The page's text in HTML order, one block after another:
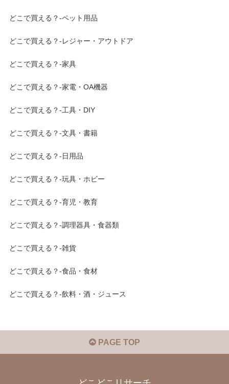
どこで買える？-ペット用品
どこで買える？-レジャー・アウトドア
どこで買える？-家具
どこで買える？-家電・OA機器
どこで買える？-工具・DIY
どこで買える？-文具・書籍
どこで買える？-日用品
どこで買える？-玩具・ホビー
どこで買える？-育児・教育
どこで買える？-調理器具・食器類
どこで買える？-雑貨
どこで買える？-食品・食材
どこで買える？-飲料・酒・ジュース
PAGE TOP